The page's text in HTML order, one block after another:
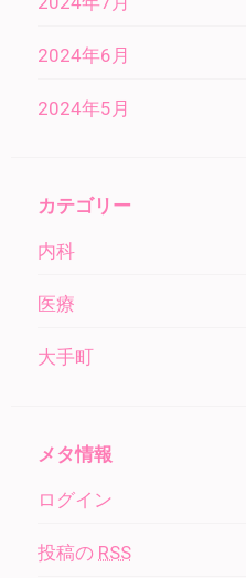
2024年6月
2024年5月
カテゴリー
内科
医療
大手町
メタ情報
ログイン
投稿の RSS